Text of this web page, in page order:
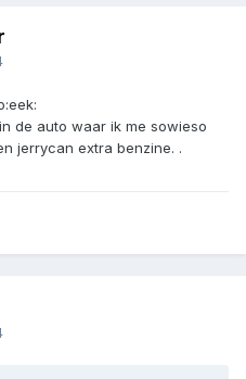
de auto waar ik me sowieso
jerrycan extra benzine. .